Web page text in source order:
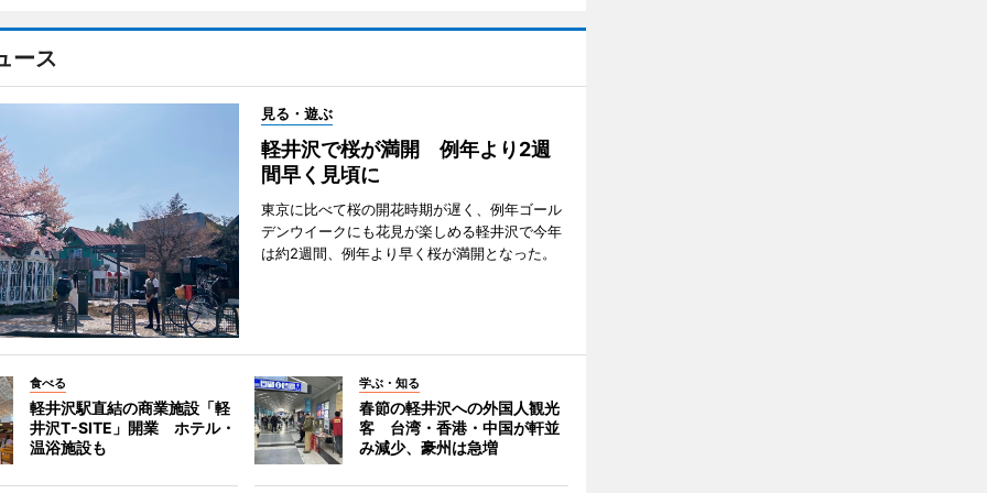
ース
見る・遊ぶ
軽井沢で桜が満開 例年より2週
間早く見頃に
東京に比べて桜の開花時期が遅く、例年ゴール
デンウイークにも花見が楽しめる軽井沢で今年
は約2週間、例年より早く桜が満開となった。
食べる
軽井沢駅直結の商業施設「軽
井沢T-SITE」開業 ホテル・
温浴施設も
学ぶ・知る
春節の軽井沢への外国人観光
客 台湾・香港・中国が軒並
み減少、豪州は急増